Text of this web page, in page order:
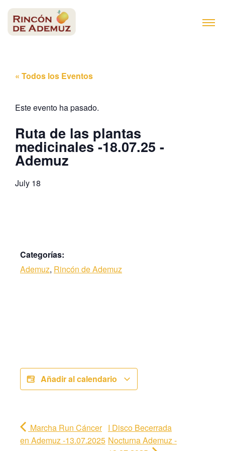
« Todos los Eventos
Este evento ha pasado.
Ruta de las plantas
medicinales -18.07.25 -
Ademuz
July 18
Categorías:
Ademuz, Rincón de Ademuz
Añadir al calendario
Marcha Run Cáncer
en Ademuz -13.07.2025
I Disco Becerrada
Nocturna Ademuz -